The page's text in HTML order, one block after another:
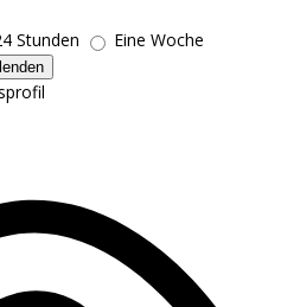
Stunden Eine Woche